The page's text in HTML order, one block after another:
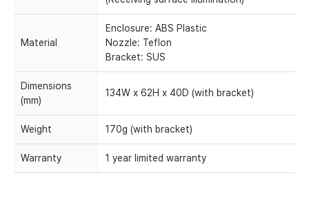
Material
Enclosure: ABS Plastic
Nozzle: Teflon
Bracket: SUS
Dimensions
(mm)
134W x 62H x 40D (with bracket)
Weight 170g (with bracket)
Warranty 1 year limited warranty